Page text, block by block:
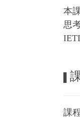
本
思
課